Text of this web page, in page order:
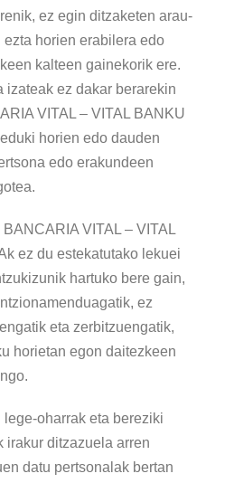
ez egin ditzaketen arau-
horien erabilera edo
kalteen gainekorik ere.
izateak ez dakar berarekin
VITAL – VITAL BANKU
horien edo dauden
edo erakundeen
VITAL – VITAL
ez du estekatutako lekuei
hartuko bere gain,
ez
eta zerbitzuengatik,
horietan egon daitezkeen
oharrak eta bereziki
irakur ditzazuela arren
datu pertsonalak bertan